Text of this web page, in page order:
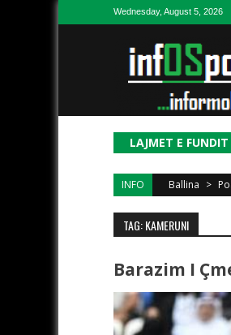
Skip to contentWednesday, August 5, 2026
LAJMET E
INFO Ballina >
TAG: KAMERUNI
Barazim I